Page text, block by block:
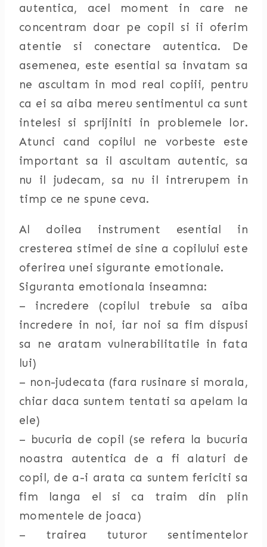
autentica, acel moment in care ne
concentram doar pe copil si ii oferim
atentie si conectare autentica. De
asemenea, este esential sa invatam sa
ne ascultam in mod real copiii, pentru
ca ei sa aiba mereu sentimentul ca sunt
intelesi si sprijiniti in problemele lor.
Atunci cand copilul ne vorbeste este
important sa il ascultam autentic, sa
nu il judecam, sa nu il intrerupem in
timp ce ne spune ceva.
Al doilea instrument esential in
cresterea stimei de sine a copilului este
oferirea unei sigurante emotionale.
Siguranta emotionala inseamna:
– incredere (copilul trebuie sa aiba
incredere in noi, iar noi sa fim dispusi
sa ne aratam vulnerabilitatile in fata
lui)
– non-judecata (fara rusinare si morala,
chiar daca suntem tentati sa apelam la
ele)
– bucuria de copil (se refera la bucuria
noastra autentica de a fi alaturi de
copil, de a-i arata ca suntem fericiti sa
fim langa el si ca traim din plin
momentele de joaca)
– trairea tuturor sentimentelor